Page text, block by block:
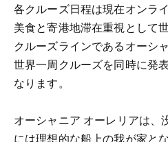
各クルーズ日程は現在オンラ
美食と寄港地滞在重視として
クルーズラインであるオーシ
世界一周クルーズを同時に発
なります。
オーシャニア オーレリアは、
には理想的な船上の我が家と